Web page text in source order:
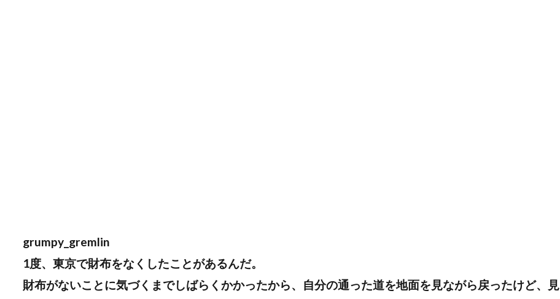
grumpy_gremlin
1度、東京で財布をなくしたことがあるんだ。
財布がないことに気づくまでしばらくかかったから、自分の通った道を地面を見ながら戻ったけど、見